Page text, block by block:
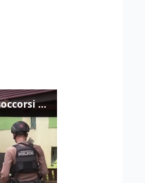
Sparatoria in una scuola in Thailandia, i soccorsi sul posto